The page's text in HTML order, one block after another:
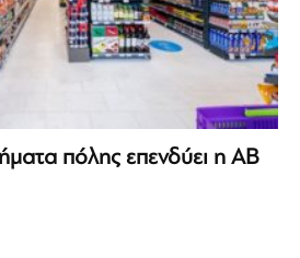
πόλης επενδύει η ΑΒ